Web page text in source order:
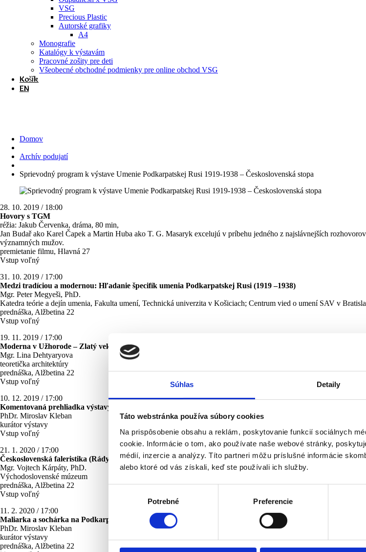
Súhlas Detaily
Táto webstránka používa súbory cookies
Na prispôsobenie obsahu a reklám, poskytovanie funkcií sociálnych
cookie. Informácie o tom, ako používate naše webové stránky,
médií, inzercie a analýzy. Títo partneri môžu príslušné informácie
alebo ktoré od vás získali, keď ste používali ich služby.
Potrebné Preferencie
VSG
Precious Plastic
Autorské grafiky
A4
Monografie
Katalógy k výstavám
Pracovné zošity pre deti
Všeobecné obchodné podmienky pre online obchod VSG
Košík
EN
Domov
Archív podujatí
Sprievodný program k výstave Umenie Podkarpatskej Rusi 1919-1938 – Československá stopa
28. 10. 2019 / 18:00
Hovory s TGM
réžia: Jakub Červenka, dráma, 80 min,
Jan Budař ako Karel Čapek a Martin Huba ako T. G. Masaryk excelujú v príbehu jedného z najslávnejších
významných mužov.
premietanie filmu, Hlavná 27
Vstup voľný
31. 10. 2019 / 17:00
Medzi tradíciou a modernou: Hľadanie špecifík umenia Podkarpatskej Rusi (1919 –1938)
Mgr. Peter Megyeši, PhD.
Katedra teórie a dejín umenia, Fakulta umení, Technická univerzita v Košiciach; Centrum vied o umení SAV v
prednáška, Alžbetina 22
Vstup voľný
19. 11. 2019 / 17:00
Moderna v Užhorode – Zlatý vek rozvoja mesta
Mgr. Lina Dehtyaryova
teoretička architektúry
prednáška, Alžbetina 22
Vstup voľný
10. 12. 2019 / 17:00
Komentovaná prehliadka výstavy s kurátorom
PhDr. Miroslav Kleban
kurátor výstavy
Vstup voľný
21. 1. 2020 / 17:00
Československá faleristika (Rády a vyznamenania) 1918 – 1938
Mgr. Vojtech Kárpáty, PhD.
Východoslovenské múzeum
prednáška, Alžbetina 22
Vstup voľný
11. 2. 2020 / 17:00
Maliarka a sochárka na Podkarpatskej Rusi Helena Mandičová (1902-1975) a Milada Špálová-Benešová
PhDr. Miroslav Kleban
kurátor výstavy
prednáška, Alžbetina 22